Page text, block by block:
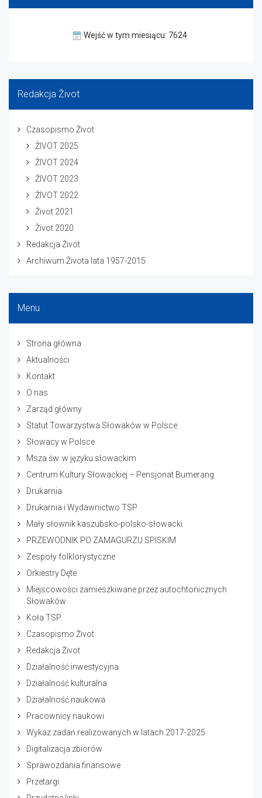
Wejść w tym miesiącu: 7624
Redakcja Život
Czasopismo Život
ŽIVOT 2025
ŽIVOT 2024
ŽIVOT 2023
ŽIVOT 2022
Život 2021
Život 2020
Redakcja Život
Archiwum Života lata 1957-2015
Menu
Strona główna
Aktualności
Kontakt
O nas
Zarząd główny
Statut Towarzystwa Słowaków w Polsce
Słowacy w Polsce
Msza św. w języku słowackim
Centrum Kultury Słowackiej – Pensjonat Bumerang
Drukarnia
Drukarnia i Wydawnictwo TSP
Mały słownik kaszubsko-polsko-słowacki
PRZEWODNIK PO ZAMAGURZU SPISKIM
Zespoły folklorystyczne
Orkiestry Dęte
Miejscowości zamieszkiwane przez autochtonicznych
Słowaków
Koła TSP
Czasopismo Život
Redakcja Život
Działalność inwestycyjna
Działalność kulturalna
Działalność naukowa
Pracownicy naukowi
Wykaz zadań realizowanych w latach 2017-2025
Digitalizacja zbiorów
Sprawozdania finansowe
Przetargi